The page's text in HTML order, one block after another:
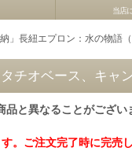
当店
納」長紐エプロン：水の物語
チオベース、キャン
と異なることがござい
。ご注文完了時に完売